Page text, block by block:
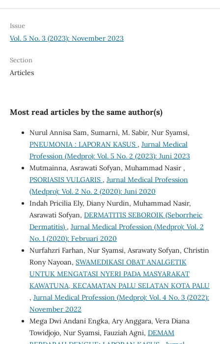
Issue
Vol. 5 No. 3 (2023): November 2023
Section
Articles
Most read articles by the same author(s)
Nurul Annisa Sam, Sumarni, M. Sabir, Nur Syamsi,
PNEUMONIA : LAPORAN KASUS , Jurnal Medical
Profession (Medpro): Vol. 5 No. 2 (2023): Juni 2023
Mutmainna, Asrawati Sofyan, Muhammad Nasir ,
PSORIASIS VULGARIS , Jurnal Medical Profession
(Medpro): Vol. 2 No. 2 (2020): Juni 2020
Indah Pricilia Ely, Diany Nurdin, Muhammad Nasir,
Asrawati Sofyan, DERMATITIS SEBOROIK (Seborrheic
Dermatitis) , Jurnal Medical Profession (Medpro): Vol. 2
No. 1 (2020): Februari 2020
Nurfahzri Farhan, Nur Syamsi, Asrawaty Sofyan, Christin
Rony Nayoan, SWAMEDIKASI OBAT ANALGETIK
UNTUK MENGATASI NYERI PADA MASYARAKAT
KAWATUNA, KECAMATAN PALU SELATAN KOTA PALU
, Jurnal Medical Profession (Medpro): Vol. 4 No. 3 (2022):
November 2022
Mega Dwi Andani Engka, Ary Anggara, Vera Diana
Towidjojo, Nur Syamsi, Fauziah Agni, DEMAM